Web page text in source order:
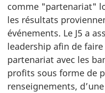
comme "partenariat"
les résultats
événements. Le J5 a
leadership afin de
partenariat avec les
profits sous forme de
renseignements,